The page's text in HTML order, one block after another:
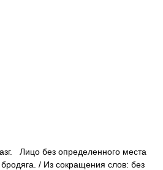
Лицо без определенного места
/ Из сокращения слов: без